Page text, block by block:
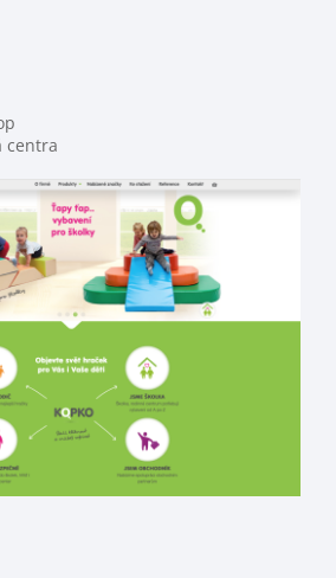
centra